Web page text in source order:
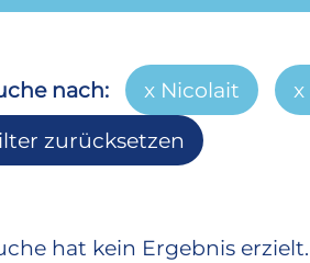
nach: Nicolait
zurücksetzen
hat kein Ergebnis erzielt.